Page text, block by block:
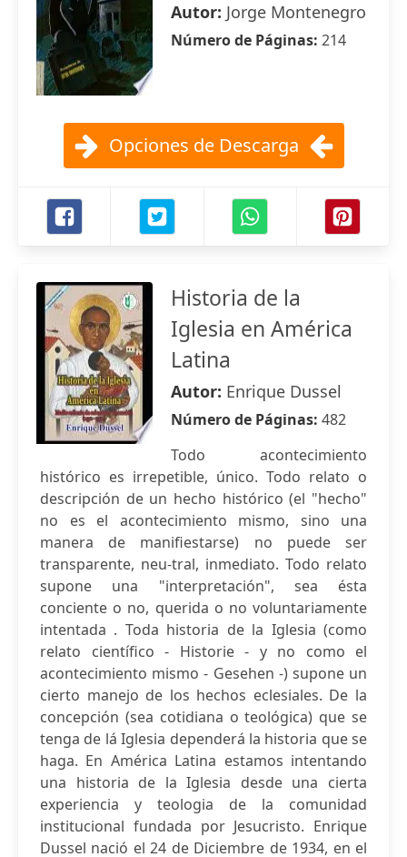
Autor: Jorge Montenegro
Número de Páginas: 214
Opciones de Descarga
Historia de la
Iglesia en América
Latina
Autor: Enrique Dussel
Número de Páginas: 482
Todo acontecimiento
histórico es irrepetible, único. Todo relato o
descripción de un hecho histórico (el "hecho"
no es el acontecimiento mismo, sino una
manera de manifiestarse) no puede ser
transparente, neu-tral, inmediato. Todo relato
supone una "interpretación", sea ésta
conciente o no, querida o no voluntariamente
intentada . Toda historia de la Iglesia (como
relato científico - Historie - y no como el
acontecimiento mismo - Gesehen -) supone un
cierto manejo de los hechos eclesiales. De la
concepción (sea cotidiana o teológica) que se
tenga de lá Iglesia dependerá la historia que se
haga. En América Latina estamos intentando
una historia de la Iglesia desde una cierta
experiencia y teologia de la comunidad
institucional fundada por Jesucristo. Enrique
Dussel nació el 24 de Diciembre de 1934, en el